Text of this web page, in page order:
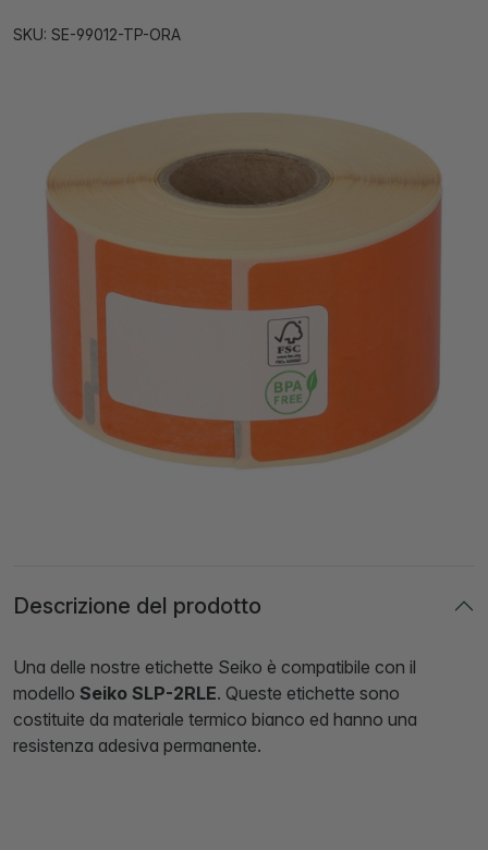
SKU: SE-99012-TP-ORA
Descrizione del prodotto
Una delle nostre etichette Seiko è compatibile con il
modello Seiko SLP-2RLE. Queste etichette sono
costituite da materiale termico bianco ed hanno una
resistenza adesiva permanente.